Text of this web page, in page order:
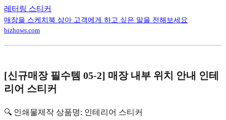
레터링 스티커
매장을 스케치북 삼아 고객에게 하고 싶은 말을 전해보세요
bizhows.com
[신규매장 필수템 05-2] 매장 내부 위치 안내 인테
리어 스티커
🔍 인쇄물제작 상품명: 인테리어 스티커